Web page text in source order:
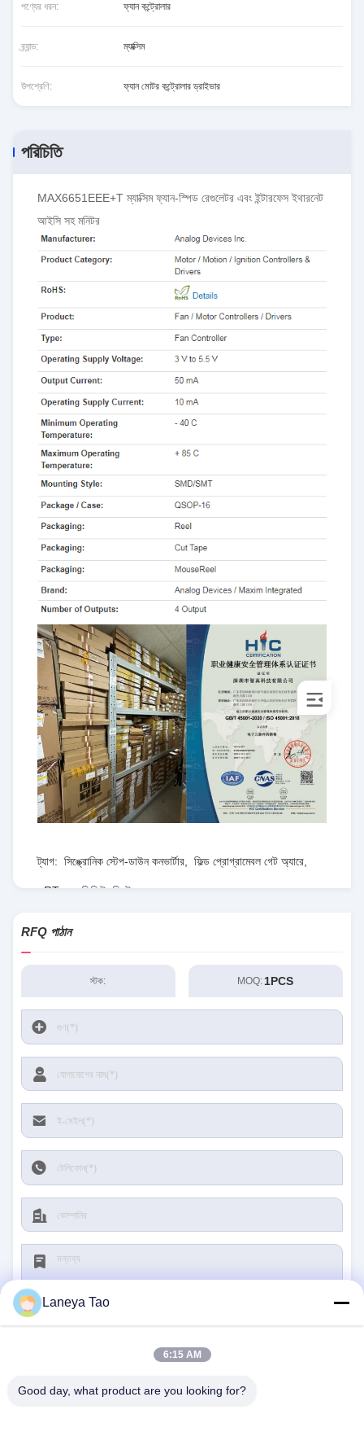
পণ্যের ধরন: ফ্যান কন্ট্রোলার
ব্র্যান্ড: ম্যাক্সিম
উপশ্রেণি: ফ্যান মোটর কন্ট্রোলার ড্রাইভার
পরিচিতি
MAX6651EEE+T ম্যাক্সিম ফ্যান-স্পিড রেগুলেটর এবং ইন্টারফেস ইথারনেট
আইসি সহ মনিটর
ট্যাগ: সিঙ্ক্রোনিক স্টেপ-ডাউন কনভার্টার ফিল্ড প্রোগ্রামেবল গেট অ্যারে
RT৮০৭৭জিকিউডব্লিউ
RFQ পাঠান
স্টক: MOQ: 1PCS
জমা দিন
Laneya Tao
6:15 AM
Good day, what product are you looking for?